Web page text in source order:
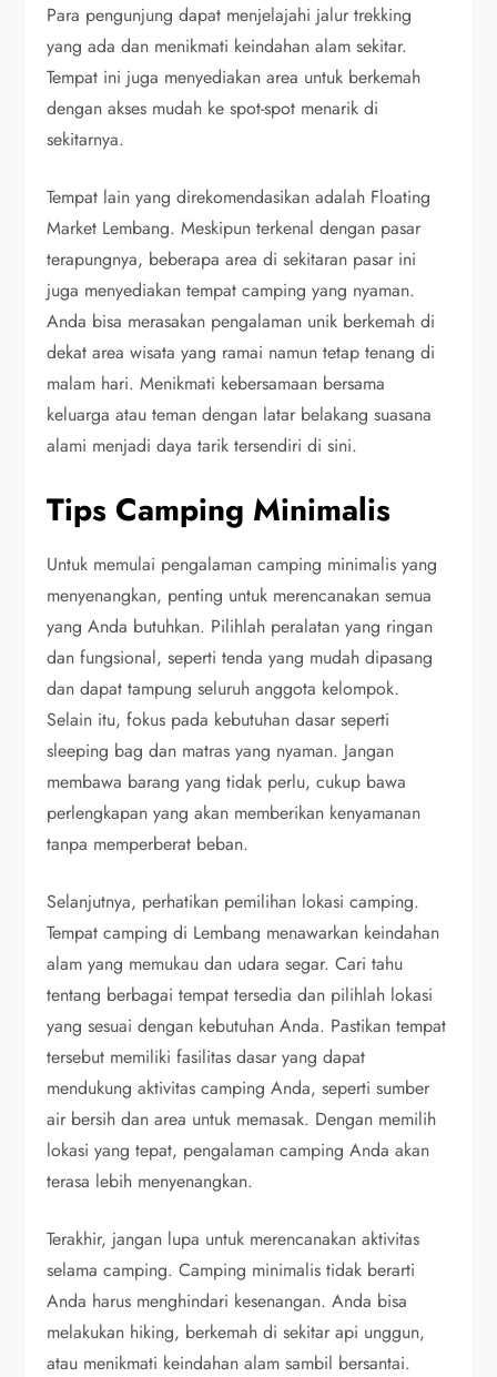
Para pengunjung dapat menjelajahi jalur trekking
yang ada dan menikmati keindahan alam sekitar.
Tempat ini juga menyediakan area untuk berkemah
dengan akses mudah ke spot-spot menarik di
sekitarnya.
Tempat lain yang direkomendasikan adalah Floating
Market Lembang. Meskipun terkenal dengan pasar
terapungnya, beberapa area di sekitaran pasar ini
juga menyediakan tempat camping yang nyaman.
Anda bisa merasakan pengalaman unik berkemah di
dekat area wisata yang ramai namun tetap tenang di
malam hari. Menikmati kebersamaan bersama
keluarga atau teman dengan latar belakang suasana
alami menjadi daya tarik tersendiri di sini.
Tips Camping Minimalis
Untuk memulai pengalaman camping minimalis yang
menyenangkan, penting untuk merencanakan semua
yang Anda butuhkan. Pilihlah peralatan yang ringan
dan fungsional, seperti tenda yang mudah dipasang
dan dapat tampung seluruh anggota kelompok.
Selain itu, fokus pada kebutuhan dasar seperti
sleeping bag dan matras yang nyaman. Jangan
membawa barang yang tidak perlu, cukup bawa
perlengkapan yang akan memberikan kenyamanan
tanpa memperberat beban.
Selanjutnya, perhatikan pemilihan lokasi camping.
Tempat camping di Lembang menawarkan keindahan
alam yang memukau dan udara segar. Cari tahu
tentang berbagai tempat tersedia dan pilihlah lokasi
yang sesuai dengan kebutuhan Anda. Pastikan tempat
tersebut memiliki fasilitas dasar yang dapat
mendukung aktivitas camping Anda, seperti sumber
air bersih dan area untuk memasak. Dengan memilih
lokasi yang tepat, pengalaman camping Anda akan
terasa lebih menyenangkan.
Terakhir, jangan lupa untuk merencanakan aktivitas
selama camping. Camping minimalis tidak berarti
Anda harus menghindari kesenangan. Anda bisa
melakukan hiking, berkemah di sekitar api unggun,
atau menikmati keindahan alam sambil bersantai.